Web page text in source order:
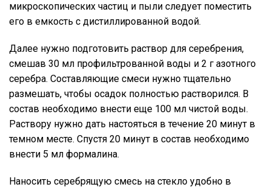
микроскопических частиц и пыли следует поместить
его в емкость с дистиллированной водой.
Далее нужно подготовить раствор для серебрения,
смешав 30 мл профильтрованной воды и 2 г азотного
серебра. Составляющие смеси нужно тщательно
размешать, чтобы осадок полностью растворился. В
состав необходимо внести еще 100 мл чистой воды.
Раствору нужно дать настояться в течение 20 минут в
темном месте. Спустя 20 минут в состав необходимо
внести 5 мл формалина.
Наносить серебрящую смесь на стекло удобно в